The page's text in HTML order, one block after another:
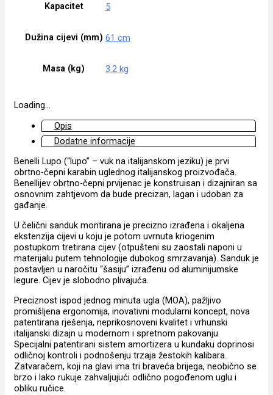
Kapacitet 5
Dužina cijevi (mm) 61 cm
Masa (kg) 3.2 kg
Loading...
Opis
Dodatne informacije
Benelli Lupo (“lupo” – vuk na italijanskom jeziku) je prvi
obrtno-čepni karabin uglednog italijanskog proizvođača.
Benellijev obrtno-čepni prvijenac je konstruisan i dizajniran sa
osnovnim zahtjevom da bude precizan, lagan i udoban za
gađanje.
U čelični sanduk montirana je precizno izrađena i okaljena
ekstenzija cijevi u koju je potom uvrnuta kriogenim
postupkom tretirana cijev (otpušteni su zaostali naponi u
materijalu putem tehnologije dubokog smrzavanja). Sanduk je
postavljen u naročitu “šasiju” izrađenu od aluminijumske
legure. Cijev je slobodno plivajuća.
Preciznost ispod jednog minuta ugla (MOA), pažljivo
promišljena ergonomija, inovativni modularni koncept, nova
patentirana rješenja, neprikosnoveni kvalitet i vrhunski
italijanski dizajn u modernom i spretnom pakovanju.
Specijalni patentirani sistem amortizera u kundaku doprinosi
odličnoj kontroli i podnošenju trzaja žestokih kalibara.
Zatvaračem, koji na glavi ima tri braveća brijega, neobično se
brzo i lako rukuje zahvaljujući odlično pogođenom uglu i
obliku ručice.